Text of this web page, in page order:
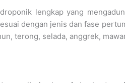
lengkap yang
dengan jenis dan fase
terong, selada, anggrek,